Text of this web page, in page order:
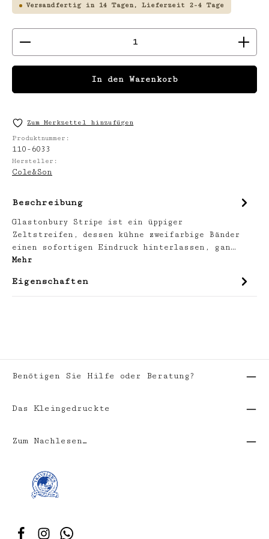
Versandfertig in 14 Tagen, Lieferzeit 2-4 Tage
Produkt Anzahl: Gib den gewünschten
In den Warenkorb
Zum Merkzettel hinzufügen
Produktnummer:
110-6033
Hersteller:
Cole&Son
Beschreibung
Glastonbury Stripe ist ein üppiger
Zeltstreifen, dessen kühne zweifarbige Bänder
einen sofortigen Eindruck hinterlassen, gan…
Mehr
Eigenschaften
Benötigen Sie Hilfe oder Beratung?
Das Kleingedruckte
Zum Nachlesen…